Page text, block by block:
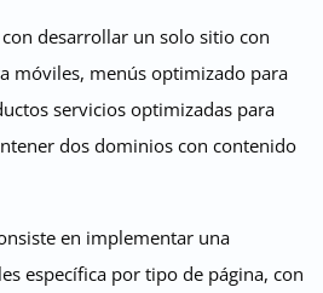
desarrollar un solo sitio con
móviles, menús optimizado para
servicios optimizadas para
dos dominios con contenido
en implementar una
específica por tipo de página, con